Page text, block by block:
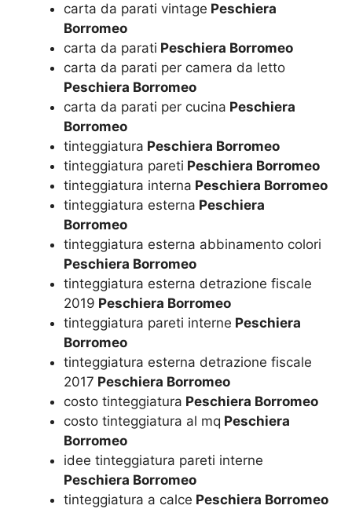
carta da parati vintage Peschiera
Borromeo
carta da parati Peschiera Borromeo
carta da parati per camera da letto
Peschiera Borromeo
carta da parati per cucina Peschiera
Borromeo
tinteggiatura Peschiera Borromeo
tinteggiatura pareti Peschiera Borromeo
tinteggiatura interna Peschiera Borromeo
tinteggiatura esterna Peschiera
Borromeo
tinteggiatura esterna abbinamento colori
Peschiera Borromeo
tinteggiatura esterna detrazione fiscale
2019 Peschiera Borromeo
tinteggiatura pareti interne Peschiera
Borromeo
tinteggiatura esterna detrazione fiscale
2017 Peschiera Borromeo
costo tinteggiatura Peschiera Borromeo
costo tinteggiatura al mq Peschiera
Borromeo
idee tinteggiatura pareti interne
Peschiera Borromeo
tinteggiatura a calce Peschiera Borromeo